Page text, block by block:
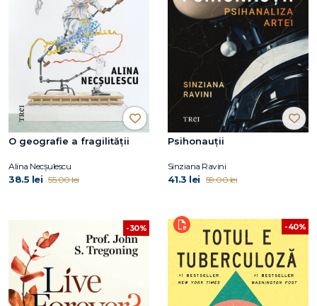
O geografie a fragilității
Alina Necșulescu
38.5 lei 55.00 lei
Psihonauții
Sinziana Ravini
41.3 lei 59.00 lei
-30% -40%